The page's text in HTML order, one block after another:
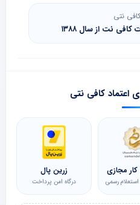
نتی
نت از سال ۱۳۸۸
اعتماد کافی نتی
مجازی
رسمی
زرین پال
درگاه امن پرداخت